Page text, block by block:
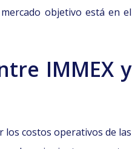
objetivo está en el
IMMEX y
costos operativos de las